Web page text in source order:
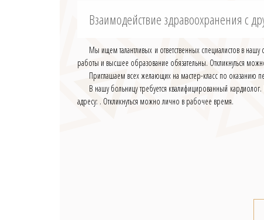
Взаимодействие здравоохранения с
Мы ищем талантливых и ответственных специалистов в
работы и высшее образование обязательны. Откликнуться
Приглашаем всех желающих на мастер-класс по оказанию
В нашу больницу требуется квалифицированный
адресу: . Откликнуться можно лично в рабочее время.